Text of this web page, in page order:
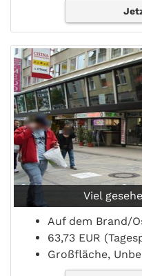
Viel
Auf dem Brand/
63,73 EUR
Großfläche,